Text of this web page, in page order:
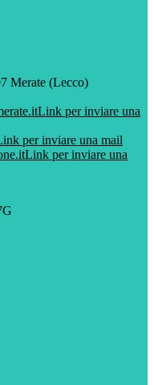
Merate (Lecco)
Link per inviare una
per inviare una mail
Link per inviare una